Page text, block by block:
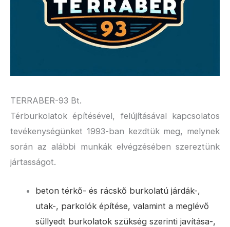
TERRABER-93 Bt.
Térburkolatok építésével, felújításával kapcsolatos
tevékenységünket 1993-ban kezdtük meg, melynek
során az alábbi munkák elvégzésében szereztünk
jártasságot.
beton térkő- és rácskő burkolatú járdák-,
utak-, parkolók építése, valamint a meglévő
süllyedt burkolatok szükség szerinti javítása-,